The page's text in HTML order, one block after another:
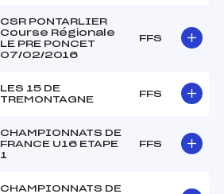
CSR PONTARLIER
Course Régionale
LE PRE PONCET
07/02/2016
FFS
LES 15 DE
TREMONTAGNE
FFS
CHAMPIONNATS DE
FRANCE U16 ETAPE
1
FFS
CHAMPIONNATS DE